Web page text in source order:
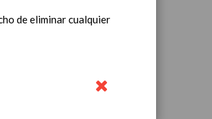
de eliminar cualquier